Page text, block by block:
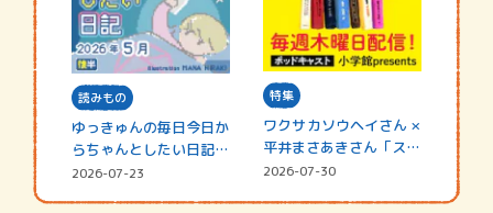
読みもの
ゆっきゅんの毎日今日か
らちゃんとしたい日記
☆202…
2026-07-23
特集
ワクサカソウヘイさん ×
平井まさあきさん「スペ
シャ…
2026-07-30